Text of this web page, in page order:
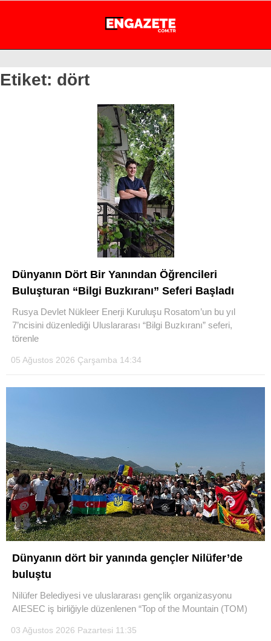
WhatsApp İhbar Hattı
Youtube
Pinterest
Dribbble
29.4
İSTANBUL
EĞİTİM
Etiket: dört
Dünyanın Dört Bir Yanından Öğrencileri
Buluşturan “Bilgi Buzkıranı” Seferi Başladı
Rusya Devlet Nükleer Enerji Kuruluşu Rosatom’un bu yıl
7’ncisini düzenlediği Uluslararası “Bilgi Buzkıranı” seferi,
törenle
05 Ağustos 2026 Çarşamba 14:34
Dünyanın dört bir yanında gençler Nilüfer’de
buluştu
Nilüfer Belediyesi ve uluslararası gençlik organizasyonu
AIESEC iş birliğiyle düzenlenen “Top of the Mountain (TOM)
03 Ağustos 2026 Pazartesi 11:35